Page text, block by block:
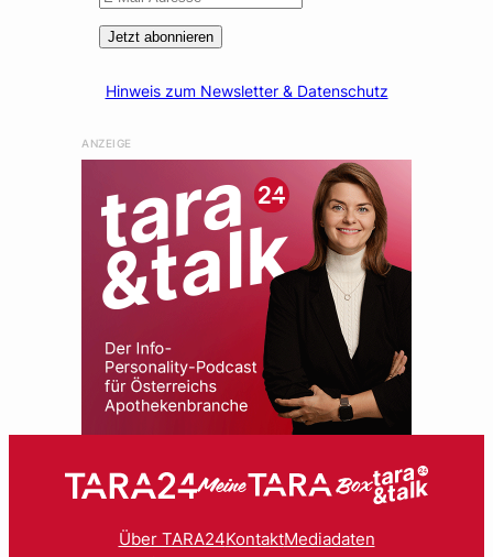
Jetzt abonnieren
Hinweis zum Newsletter & Datenschutz
ANZEIGE
Über TARA24KontaktMediadaten